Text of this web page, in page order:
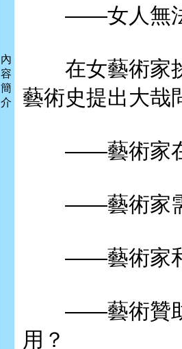
內
容
簡
介
——女人無法
在女藝術家挑
藝術史提出大哉
——藝術家在
——藝術家需
——藝術家和
——藝術贊助
用？